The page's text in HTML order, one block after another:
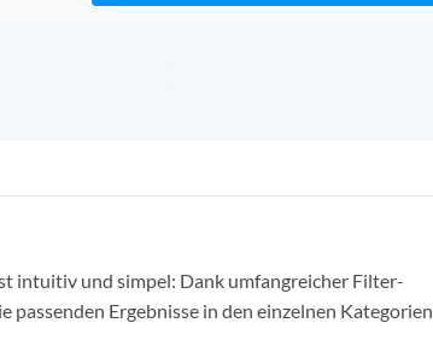
intuitiv und simpel: Dank umfangreicher Filter-
Ergebnisse in den einzelnen Kategorien